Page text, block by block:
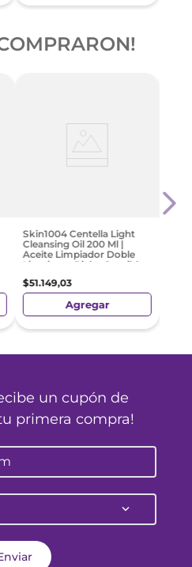
Skin1004 Centella Light
Cleansing Oil 200 Ml |
Aceite Limpiador Doble
Limpieza - Pieles Sensibles
$51.149,03
Agregar
un cupón de
primera compra!